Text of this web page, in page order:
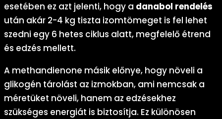
esetében ez azt jelenti, hogy a danabol rendelés
után akár 2-4 kg tiszta izomtömeget is fel lehet
szedni egy 6 hetes ciklus alatt, megfelelő étrend
és edzés mellett.
A methandienone másik előnye, hogy növeli a
glikogén tárolást az izmokban, ami nemcsak a
méretüket növeli, hanem az edzésekhez
szükséges energiát is biztosítja. Ez különösen